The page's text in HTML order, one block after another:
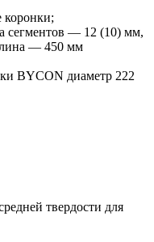
коронки;
сегментов — 12 (10) мм,
— 450 мм
BYCON диаметр 222
твердости для